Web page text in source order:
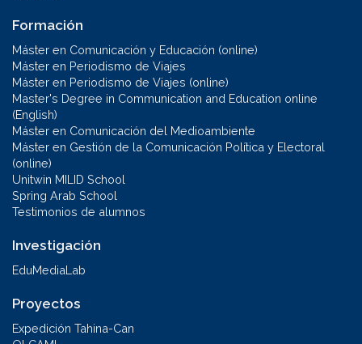
Formación
Máster en Comunicación y Educación (online)
Máster en Periodismo de Viajes
Máster en Periodismo de Viajes (online)
Master's Degree in Communication and Education online
(English)
Máster en Comunicación del Medioambiente
Máster en Gestión de la Comunicación Política y Electoral
(online)
Unitwin MILID School
Spring Arab School
Testimonios de alumnos
Investigación
EduMediaLab
Proyectos
Expedición Tahina-Can